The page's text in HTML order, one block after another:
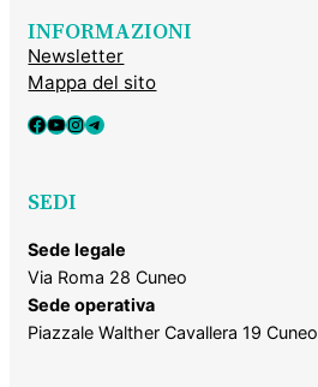
INFORMAZIONI
Newsletter
Mappa del sito
Facebook YouTube InstagramTelegram
SEDI
Sede legale
Via Roma 28 Cuneo
Sede operativa
Piazzale Walther Cavallera 19 Cuneo